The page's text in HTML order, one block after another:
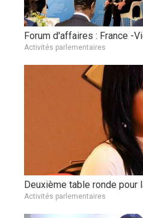
Forum d'affaires : France -
Activités parlementaires
Deuxième table ronde pour
Activités parlementaires